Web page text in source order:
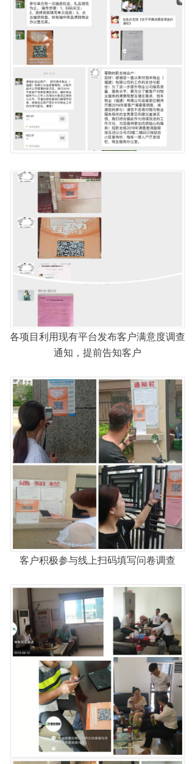
各项目利用现有平台发布客户满意度调查
通知，提前告知客户
客户积极参与线上扫码填写问卷调查